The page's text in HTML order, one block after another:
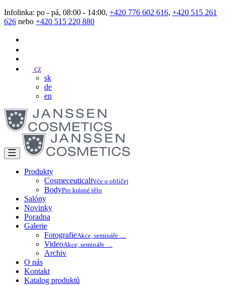
Infolinka: po - pá, 08:00 - 14:00, +420 776 602 616, +420 515 261
626 nebo +420 515 220 880
cz
sk
de
en
Produkty
CosmeceuticalPéče o obličej
BodyPro krásné tělo
Salóny
Novinky
Poradna
Galerie
FotografieAkce, semináře …
VideoAkce, semináře …
Archiv
O nás
Kontakt
Katalog produktů